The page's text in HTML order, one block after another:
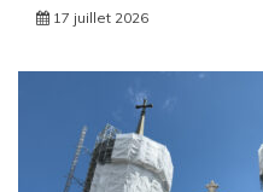
17 juillet 2026